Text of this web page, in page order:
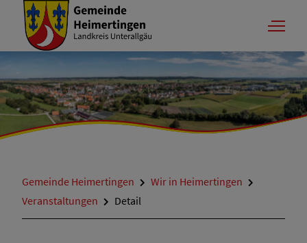
Gemeinde Heimertingen
Wir in Heimertingen
Veranstaltungen
Detail